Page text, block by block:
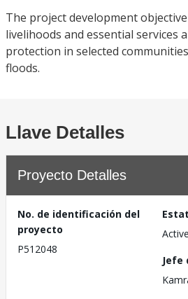
The project development
livelihoods and essential services
protection in selected
floods.
Llave Detalles
Proyecto Detalles
No. de identificación del
proyecto
P512048
Active
Jefe